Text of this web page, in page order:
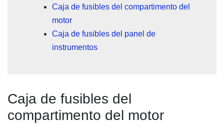
Caja de fusibles del compartimento del
motor
Caja de fusibles del panel de
instrumentos
Caja de fusibles del
compartimento del motor